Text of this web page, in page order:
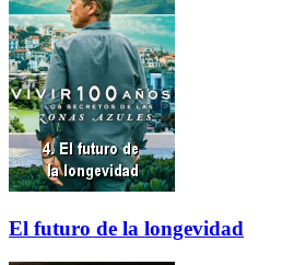
El futuro de la longevidad